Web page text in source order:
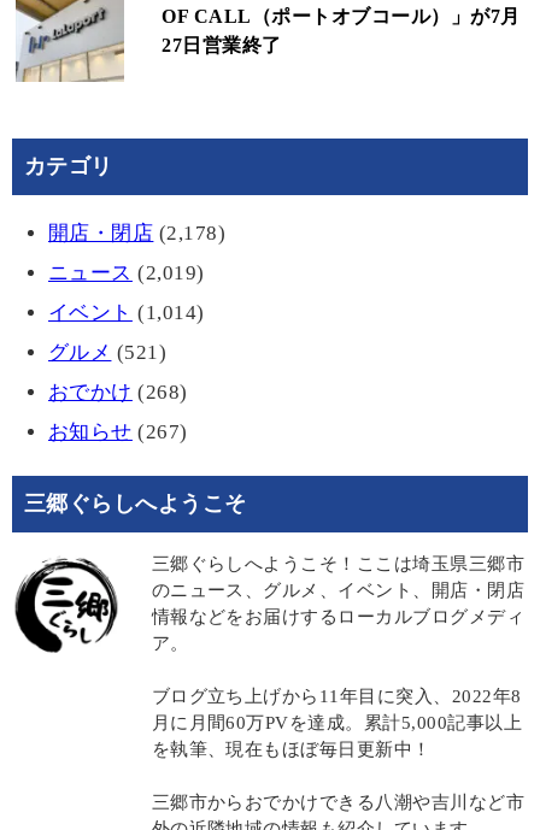
OF CALL（ポートオブコール）」が7月
27日営業終了
カテゴリ
開店・閉店 (2,178)
ニュース (2,019)
イベント (1,014)
グルメ (521)
おでかけ (268)
お知らせ (267)
三郷ぐらしへようこそ
三郷ぐらしへようこそ！ここは埼玉県三郷市
のニュース、グルメ、イベント、開店・閉店
情報などをお届けするローカルブログメディ
ア。
ブログ立ち上げから11年目に突入、2022年8
月に月間60万PVを達成。累計5,000記事以上
を執筆、現在もほぼ毎日更新中！
三郷市からおでかけできる八潮や吉川など市